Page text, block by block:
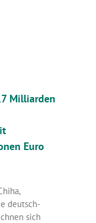
Milliarden
Euro
deutsch-
sich